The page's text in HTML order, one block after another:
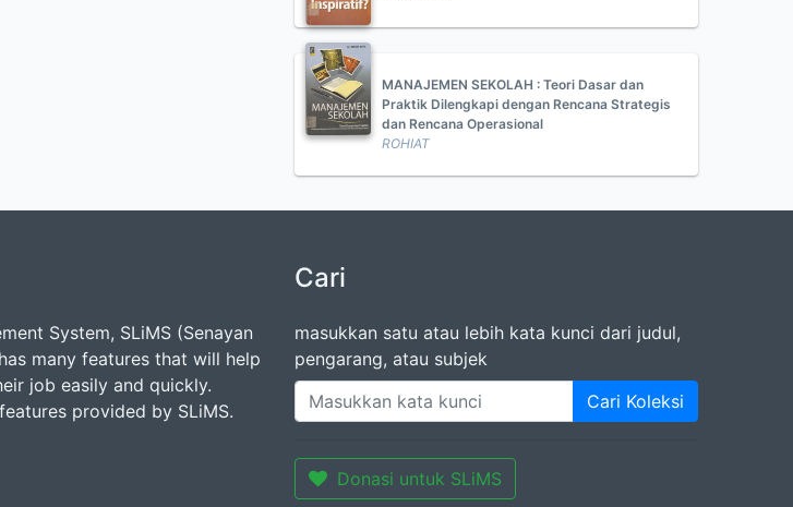
MANAJEMEN SEKOLAH : Teori Dasar dan
Praktik Dilengkapi dengan Rencana Strategis
dan Rencana Operasional
ROHIAT
System, SLiMS (Senayan
many features that will help
job easily and quickly.
provided by SLiMS.
Cari
masukkan satu atau lebih kata kunci dari judul,
pengarang, atau subjek
Cari Koleksi
Donasi untuk SLiMS